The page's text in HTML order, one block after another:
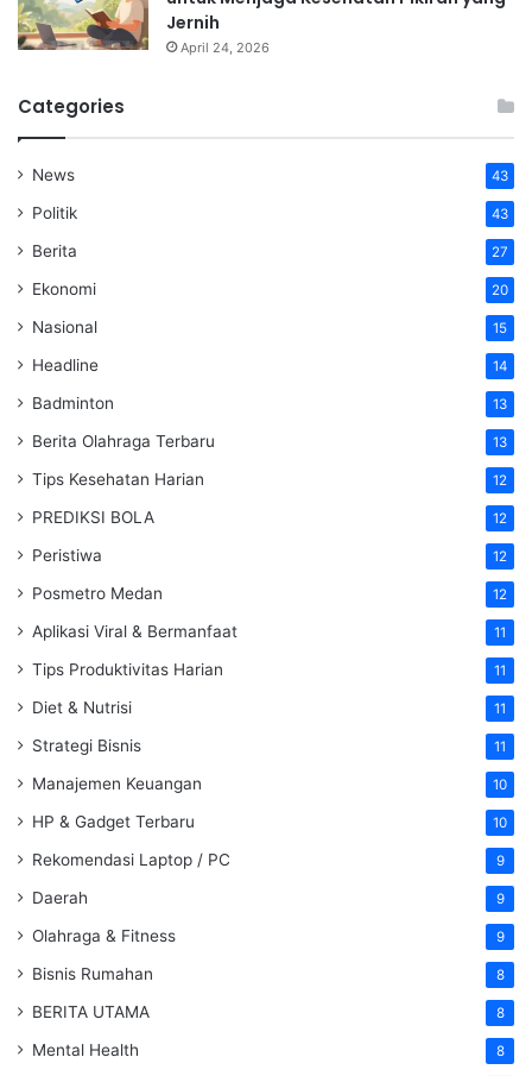
Jernih
April 24, 2026
Categories
News 43
Politik 43
Berita 27
Ekonomi 20
Nasional 15
Headline 14
Badminton 13
Berita Olahraga Terbaru 13
Tips Kesehatan Harian 12
PREDIKSI BOLA 12
Peristiwa 12
Posmetro Medan 12
Aplikasi Viral & Bermanfaat 11
Tips Produktivitas Harian 11
Diet & Nutrisi 11
Strategi Bisnis 11
Manajemen Keuangan 10
HP & Gadget Terbaru 10
Rekomendasi Laptop / PC 9
Daerah 9
Olahraga & Fitness 9
Bisnis Rumahan 8
BERITA UTAMA 8
Mental Health 8